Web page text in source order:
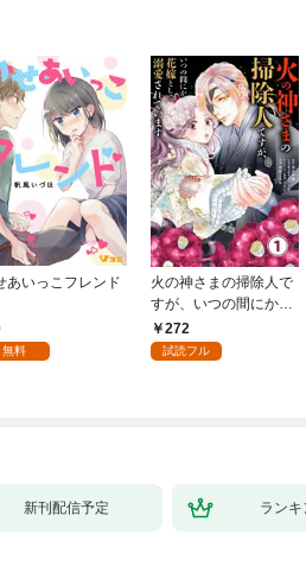
あいっこフレンド
無料
火の神さまの掃除人で
すが、いつの間にか花
嫁として溺愛されてい
ます【単話】（１）
272
試読フル
新刊配信予定 ランキ